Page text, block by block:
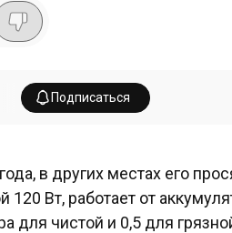
Подписаться
в других местах его
120 Вт, работает от
для чистой и 0,5 для